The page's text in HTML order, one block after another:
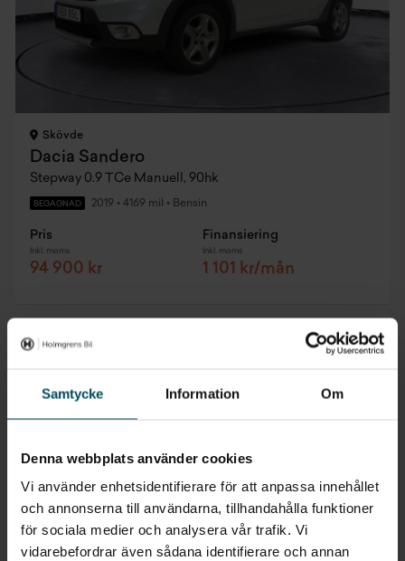
Samtycke Information Om
Denna webbplats använder cookies
Vi använder enhetsidentifierare för att anpassa innehållet
och annonserna till användarna, tillhandahålla funktioner
för sociala medier och analysera vår trafik. Vi
vidarebefordrar även sådana identifierare och annan
Skövde
Dacia Sandero
Stepway 0.9 TCe Manuell, 90hk
BEGAGNAD 2019 • 4169 mil • Bensin
Pris
Inkl. moms
94 900 kr
Finansiering
Inkl. moms
1 101 kr/mån